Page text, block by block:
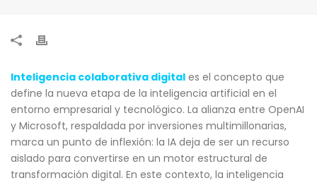
Inteligencia colaborativa digital es el concepto que
define la nueva etapa de la inteligencia artificial en el
entorno empresarial y tecnológico. La alianza entre OpenAI
y Microsoft, respaldada por inversiones multimillonarias,
marca un punto de inflexión: la IA deja de ser un recurso
aislado para convertirse en un motor estructural de
transformación digital. En este contexto, la inteligencia